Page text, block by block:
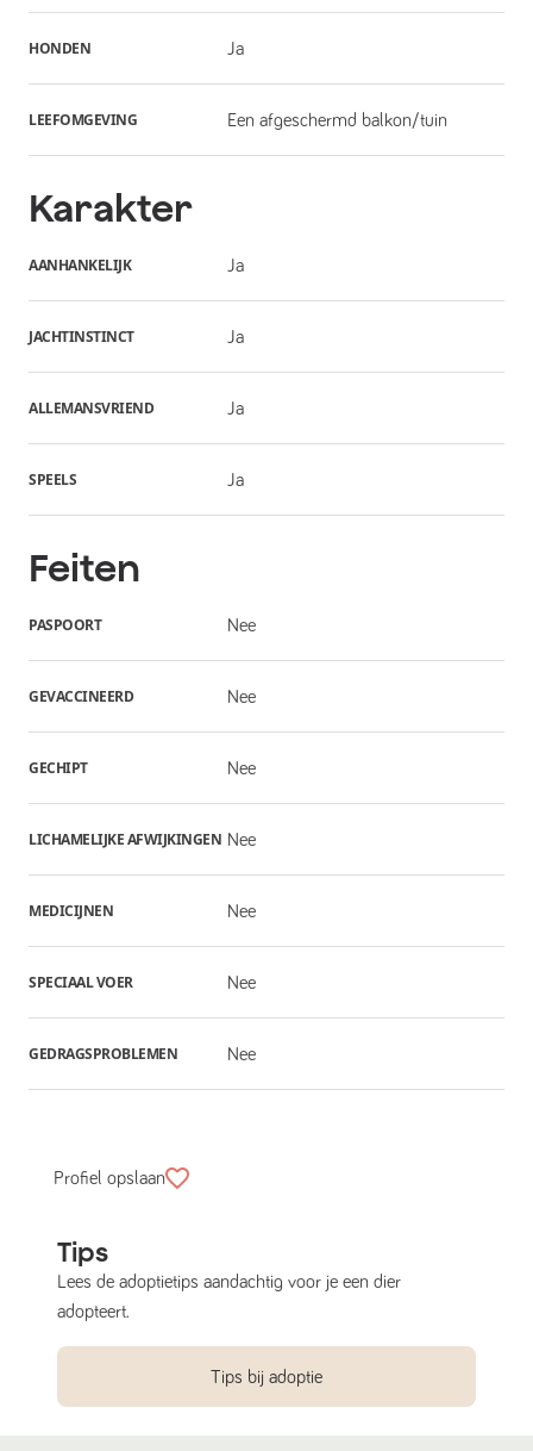
HONDEN Ja
LEEFOMGEVING Een afgeschermd balkon/tuin
Karakter
AANHANKELIJK Ja
JACHTINSTINCT Ja
ALLEMANSVRIEND Ja
SPEELS Ja
Feiten
PASPOORT Nee
GEVACCINEERD Nee
GECHIPT Nee
LICHAMELIJKE AFWIJKINGEN Nee
MEDICIJNEN Nee
SPECIAAL VOER Nee
GEDRAGSPROBLEMEN Nee
Profiel opslaan
Tips
Lees de adoptietips aandachtig voor je een dier
adopteert.
Tips bij adoptie